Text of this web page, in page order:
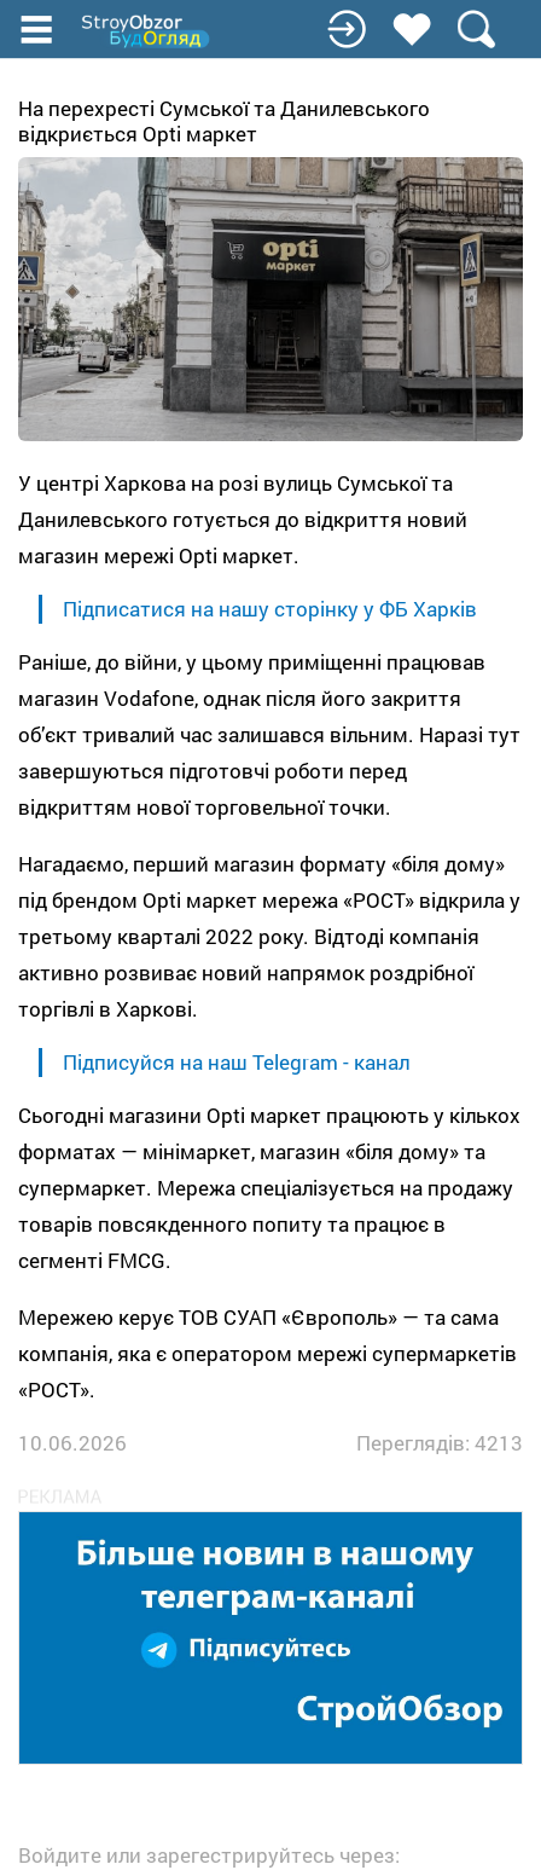
Перейти
до
вмісту
На перехресті Сумської та Данилевського
відкриється Opti маркет
У центрі Харкова на розі вулиць Сумської та
Данилевського готується до відкриття новий
магазин мережі Opti маркет.
Підписатися на нашу сторінку у ФБ Харків
Раніше, до війни, у цьому приміщенні працював
магазин Vodafone, однак після його закриття
об’єкт тривалий час залишався вільним. Наразі тут
завершуються підготовчі роботи перед
відкриттям нової торговельної точки.
Нагадаємо, перший магазин формату «біля дому»
під брендом Opti маркет мережа «РОСТ» відкрила у
третьому кварталі 2022 року. Відтоді компанія
активно розвиває новий напрямок роздрібної
торгівлі в Харкові.
Підписуйся на наш Telegram - канал
Сьогодні магазини Opti маркет працюють у кількох
форматах — мінімаркет, магазин «біля дому» та
супермаркет. Мережа спеціалізується на продажу
товарів повсякденного попиту та працює в
сегменті FMCG.
Мережею керує ТОВ СУАП «Європоль» — та сама
компанія, яка є оператором мережі супермаркетів
«РОСТ».
10.06.2026
Переглядів: 4213
Войдите или зарегестрируйтесь через: